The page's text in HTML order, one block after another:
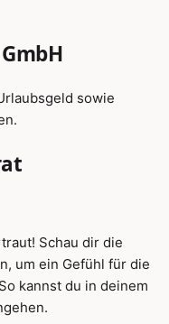
sowie
Schau dir die
um ein Gefühl für die
kannst du in deinem